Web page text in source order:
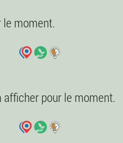
le moment.
pour le moment.